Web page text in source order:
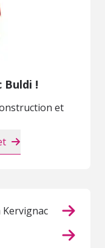
Buldi !
et